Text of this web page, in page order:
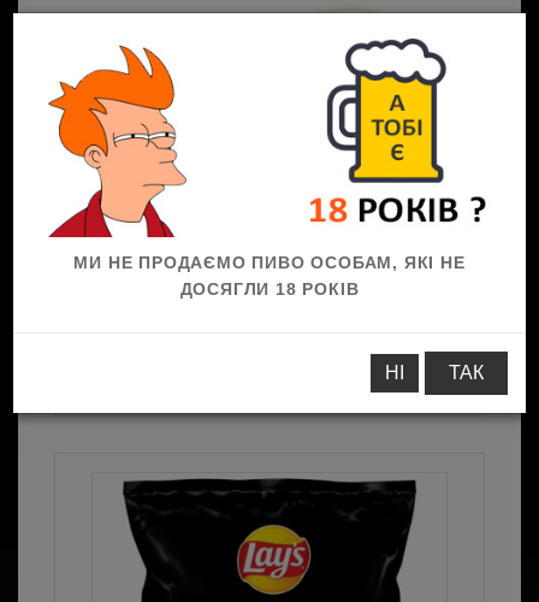
Чипси
Чипси
МИ НЕ ПРОДАЄМО ПИВО ОСОБАМ, ЯКІ НЕ
ДОСЯГЛИ 18 РОКІВ
НІ ТАК